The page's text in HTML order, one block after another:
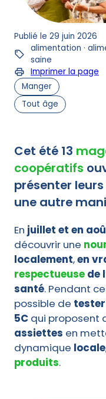
Publié le 29 juin 2026
alimentation ·
saine
Imprimer la page
Manger
Tout âge
Cet été 13
coopératifs
présenter
une autre
En juillet et en
découvrir une
localement,en
respectueuse de
santé. Pendant
possible de
5C qui proposent
assiettes en
dynamique locale
produits.